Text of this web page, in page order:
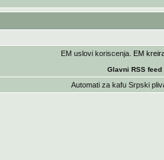
EM uslovi koriscenja . EM
Glavni RSS feed
Automati za kafu Srpski